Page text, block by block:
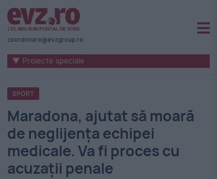
Știri
naționale
internaționale
România
-
Evenimentul
Zilei
coordonare@evzgroup.ro
▼ Proiecte speciale
SPORT
Maradona, ajutat să moară
de neglijența echipei
medicale. Va fi proces cu
acuzații penale